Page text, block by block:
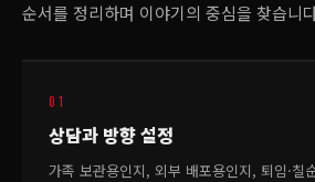
순서를 정리하며 이야기의 중심을 찾습니
01
상담과 방향 설정
가족 보관용인지, 외부 배포용인지, 퇴임·칠